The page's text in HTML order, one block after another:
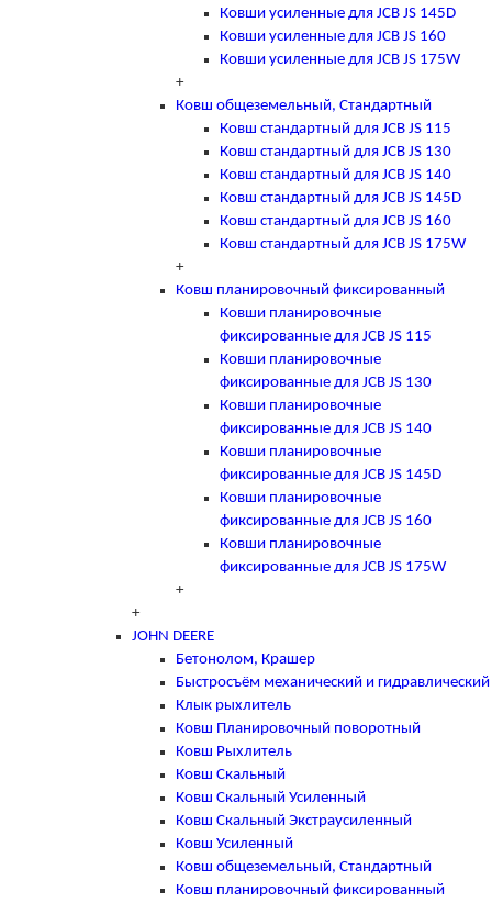
Ковши усиленные для JCB JS 145D
Ковши усиленные для JCB JS 160
Ковши усиленные для JCB JS 175W
+
Ковш общеземельный, Стандартный
Ковш стандартный для JCB JS 115
Ковш стандартный для JCB JS 130
Ковш стандартный для JCB JS 140
Ковш стандартный для JCB JS 145D
Ковш стандартный для JCB JS 160
Ковш стандартный для JCB JS 175W
+
Ковш планировочный фиксированный
Ковши планировочные
фиксированные для JCB JS 115
Ковши планировочные
фиксированные для JCB JS 130
Ковши планировочные
фиксированные для JCB JS 140
Ковши планировочные
фиксированные для JCB JS 145D
Ковши планировочные
фиксированные для JCB JS 160
Ковши планировочные
фиксированные для JCB JS 175W
+
+
JOHN DEERE
Бетонолом, Крашер
Быстросъём механический и гидравлический
Клык рыхлитель
Ковш Планировочный поворотный
Ковш Рыхлитель
Ковш Скальный
Ковш Скальный Усиленный
Ковш Скальный Экстраусиленный
Ковш Усиленный
Ковш общеземельный, Стандартный
Ковш планировочный фиксированный